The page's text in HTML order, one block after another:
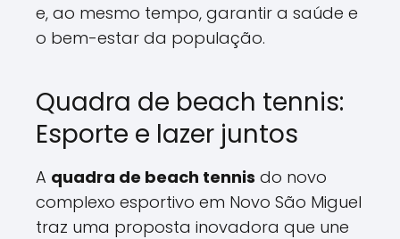
e, ao mesmo tempo, garantir a saúde e
o bem-estar da população.
Quadra de beach tennis:
Esporte e lazer juntos
A quadra de beach tennis do novo
complexo esportivo em Novo São Miguel
traz uma proposta inovadora que une